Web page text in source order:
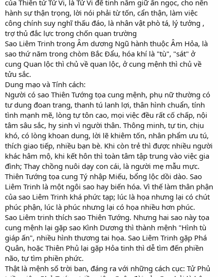
của Thiên tử Tử Vi, là Tử Vi đế tinh nắm giữ ấn ngọc, cho nên
hành sự thận trọng, lời nói phải từ tốn, cẩn thận, làm việc
công chính suy nghĩ thấu đáo, là nhân vật phò tá, lý tưởng ,
trợ thủ đắc lực trong chốn quan trường
Sao Liêm Trinh trong Âm dương Ngũ hành thuộc Âm Hỏa, là
sao thứ năm trong chòm Bắc Đẩu, hóa khí là "tù", "sát" ở
cung Quan lộc thì chủ về quan lộc, ở cung mệnh thì chủ về
tửu sắc.
Dung mạo và Tính cách:
Người có sao Thiên Tướng tọa cung mệnh, phụ nữ thường có
tư dung đoan trang, thanh tú lanh lợi, thân hình chuẩn, tính
tình mạnh mẽ, lòng tự tôn cao, mọi việc đều rất cố chấp, nội
tâm sâu sắc, hy sinh vì người thân. Thông minh, tự tin, chịu
khó, có lòng khoan dung, lời lẽ khiêm tốn, nhân phẩm ưu tú,
thích giao tiếp, nhiều bạn bè. Khi còn trẻ thì được nhiều người
khác hâm mộ, khi kết hôn thì toàn tâm tập trung vào việc gia
đình; Thay chồng nuôi dạy con cái, là người mẹ mẫu mực.
Thiên Tướng tọa cung Tý nhập Miếu, bổng lộc dồi dào. Sao
Liêm Trinh là một ngôi sao hay biến hóa. Vì thế làm thân phận
của sao Liêm Trinh khá phức tạp; lúc là họa nhưng lại có chút
phúc phận, lúc là phúc nhưng lại có họa nhiều hơn phúc.
Sao Liêm trinh thích sao Thiên Tướng. Nhưng hai sao này tọa
cung mệnh lại gặp sao Kình Dương thì thành mệnh "Hình tù
giáp ấn", nhiều hình thương tai họa. Sao Liêm Trinh gặp Phá
Quân, hoặc Thiên Phủ lại gặp Hỏa tinh thì dễ tìm đến phiền
não, tự tìm phiền phức.
Thật là mệnh số trời ban, đáng ra với những cách cục: Tử Phủ